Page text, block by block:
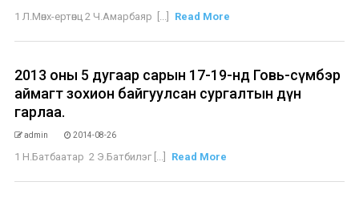
1 Л.Мөнх-ертөнц 2 Ч.Амарбаяр [...] Read More
2013 оны 5 дугаар сарын 17-19-нд Говь-сүмбэр
аймагт зохион байгуулсан сургалтын дүн
гарлаа.
admin 2014-08-26
1 Н.Батбаатар 2 Э.Батбилэг [...] Read More